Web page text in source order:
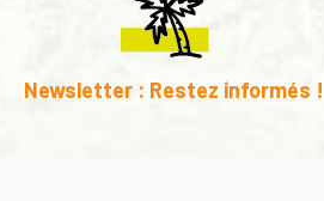
Newsletter : Restez informés !